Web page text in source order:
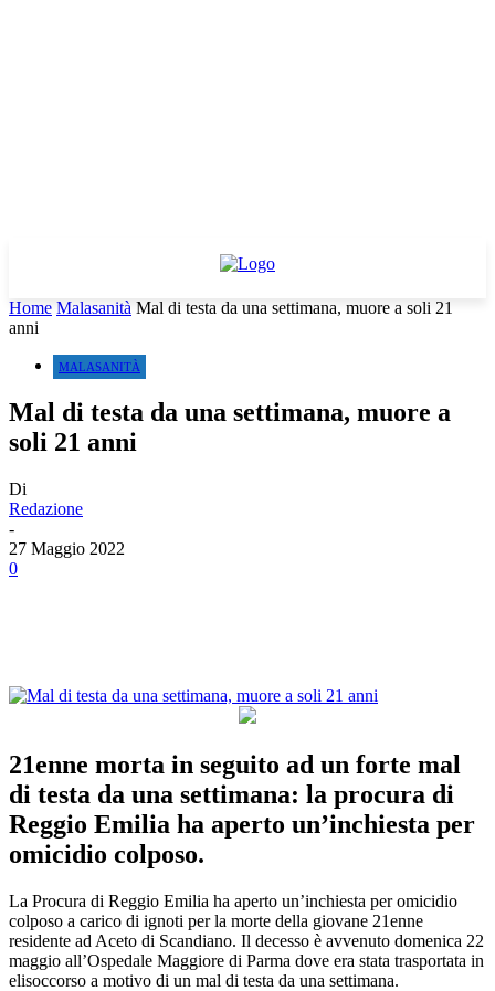
Home Malasanità Mal di testa da una settimana, muore a soli 21
anni
MALASANITÀ
Mal di testa da una settimana, muore a
soli 21 anni
Di
Redazione
-
27 Maggio 2022
0
21enne morta in seguito ad un forte mal
di testa da una settimana: la procura di
Reggio Emilia ha aperto un’inchiesta per
omicidio colposo.
La Procura di Reggio Emilia ha aperto un’inchiesta per omicidio
colposo a carico di ignoti per la morte della giovane 21enne
residente ad Aceto di Scandiano. Il decesso è avvenuto domenica 22
maggio all’Ospedale Maggiore di Parma dove era stata trasportata in
elisoccorso a motivo di un mal di testa da una settimana.